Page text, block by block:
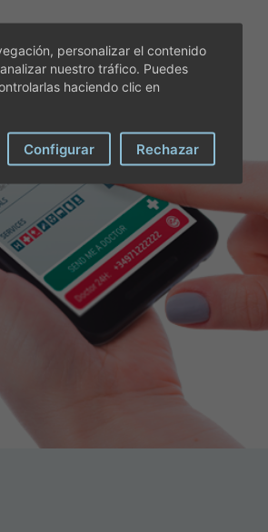
personalizar el contenido
nuestro tráfico. Puedes
haciendo clic en
Configurar Rechazar